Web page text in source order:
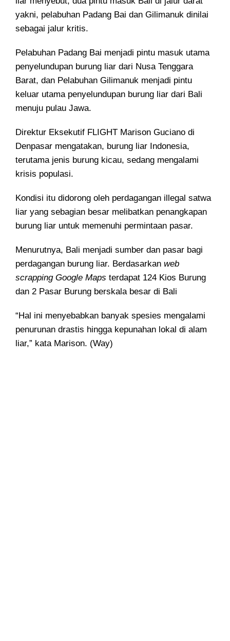
yakni, pelabuhan Padang Bai dan Gilimanuk dinilai
sebagai jalur kritis.
Pelabuhan Padang Bai menjadi pintu masuk utama
penyelundupan burung liar dari Nusa Tenggara
Barat, dan Pelabuhan Gilimanuk menjadi pintu
keluar utama penyelundupan burung liar dari Bali
menuju pulau Jawa.
Direktur Eksekutif FLIGHT Marison Guciano di
Denpasar mengatakan, burung liar Indonesia,
terutama jenis burung kicau, sedang mengalami
krisis populasi.
Kondisi itu didorong oleh perdagangan illegal satwa
liar yang sebagian besar melibatkan penangkapan
burung liar untuk memenuhi permintaan pasar.
Menurutnya, Bali menjadi sumber dan pasar bagi
perdagangan burung liar. Berdasarkan web
scrapping Google Maps terdapat 124 Kios Burung
dan 2 Pasar Burung berskala besar di Bali
“Hal ini menyebabkan banyak spesies mengalami
penurunan drastis hingga kepunahan lokal di alam
liar,” kata Marison. (Way)